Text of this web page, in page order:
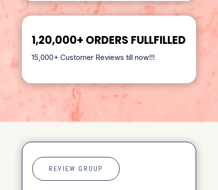
1,20,000+ ORDERS FULLFILLED
15,000+ Customer Reviews till now!!!
REVIEW GROUP